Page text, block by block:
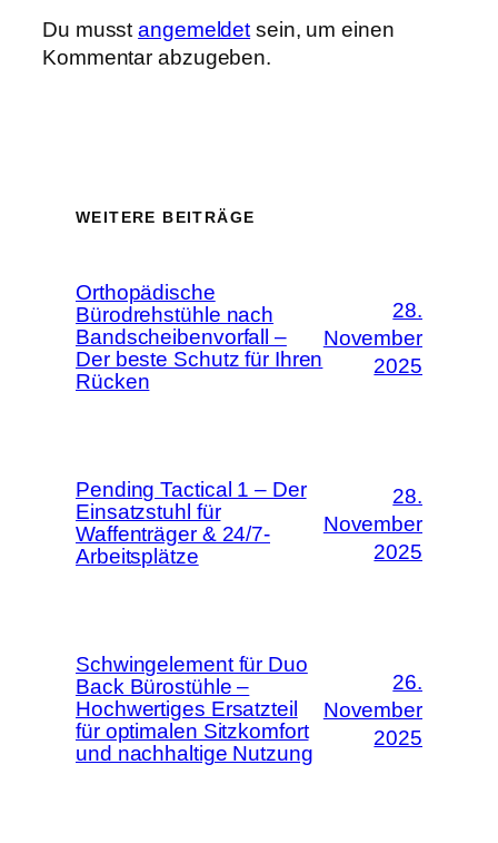
Du musstangemeldet sein, um einen
Kommentar abzugeben.
WEITERE BEITRÄGE
Orthopädische
Bürodrehstühle nach
Bandscheibenvorfall –
Der beste Schutz für Ihren
Rücken
28.
November
2025
Pending Tactical 1 – Der
Einsatzstuhl für
Waffenträger & 24/7-
Arbeitsplätze
28.
November
2025
Schwingelement für Duo
Back Bürostühle –
Hochwertiges Ersatzteil
für optimalen Sitzkomfort
und nachhaltige Nutzung
26.
November
2025